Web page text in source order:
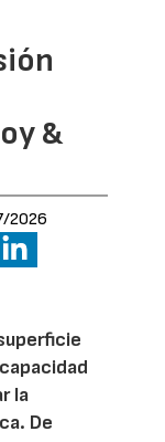
&
2026
la
De